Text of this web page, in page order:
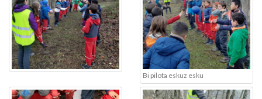
Bi pilota eskuz esku